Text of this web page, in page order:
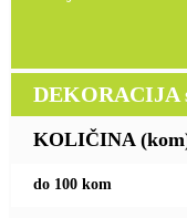
DEKORACIJA
KOLIČINA
do 100 kom